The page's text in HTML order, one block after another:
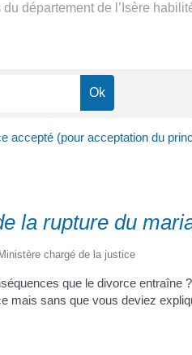
département de l’Isère
(pour acceptation du
la rupture du
chargé de la justice
que le divorce entraîne
mais sans que vous deviez